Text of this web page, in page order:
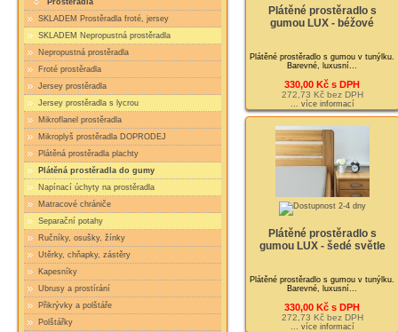
SKLADEM Prostěradla froté, jersey
SKLADEM Nepropustná prostěradla
Nepropustná prostěradla
Froté prostěradla
Jersey prostěradla
Jersey prostěradla s lycrou
Mikroflanel prostěradla
Mikroplyš prostěradla DOPRODEJ
Plátěná prostěradla plachty
Plátěná prostěradla do gumy
Napínací úchyty na prostěradla
Matracové chrániče
Separační potahy
Ručníky, osušky, žínky
Utěrky, chňapky, zástěry
Kapesníky
Ubrusy a prostírání
Přikrývky a polštáře
Polštářky
Plátěné prostěradlo s
gumou LUX - béžové
Plátěné prostěradlo s gumou v tunýlku.
Barevné, luxusní...
330,00 Kč s DPH
272,73 Kč bez DPH
... více informací
Plátěné prostěradlo s
gumou LUX - šedé světle
Plátěné prostěradlo s gumou v tunýlku.
Barevné, luxusní...
330,00 Kč s DPH
272,73 Kč bez DPH
... více informací